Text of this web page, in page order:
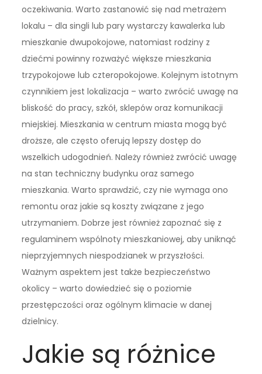
oczekiwania. Warto zastanowić się nad metrażem
lokalu – dla singli lub pary wystarczy kawalerka lub
mieszkanie dwupokojowe, natomiast rodziny z
dziećmi powinny rozważyć większe mieszkania
trzypokojowe lub czteropokojowe. Kolejnym istotnym
czynnikiem jest lokalizacja – warto zwrócić uwagę na
bliskość do pracy, szkół, sklepów oraz komunikacji
miejskiej. Mieszkania w centrum miasta mogą być
droższe, ale często oferują lepszy dostęp do
wszelkich udogodnień. Należy również zwrócić uwagę
na stan techniczny budynku oraz samego
mieszkania. Warto sprawdzić, czy nie wymaga ono
remontu oraz jakie są koszty związane z jego
utrzymaniem. Dobrze jest również zapoznać się z
regulaminem wspólnoty mieszkaniowej, aby uniknąć
nieprzyjemnych niespodzianek w przyszłości.
Ważnym aspektem jest także bezpieczeństwo
okolicy – warto dowiedzieć się o poziomie
przestępczości oraz ogólnym klimacie w danej
dzielnicy.
Jakie są różnice